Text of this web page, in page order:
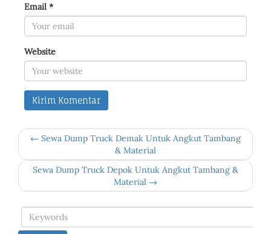
Email *
Website
← Sewa Dump Truck Demak Untuk Angkut Tambang
& Material
Sewa Dump Truck Depok Untuk Angkut Tambang &
Material →